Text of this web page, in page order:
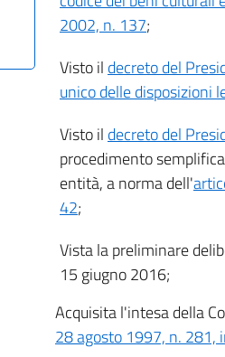
2002, n. 137;
Visto il decreto del
unico delle disposizioni
Visto il decreto del
procedimento
entità, a norma dell'
42;
Vista la preliminare
15 giugno 2016;
Acquisita l'intesa della
28 agosto 1997, n. 281,